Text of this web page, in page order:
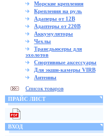
Морские крепления
Крепления на руль
Адаперы от 12В
Адаптеры от 220В
Аккумуляторы
Чехлы
Трансдьюсеры для
эхолотов
Спортивные аксессуары
Для экшн-камеры VIRB
Антенны
Список товаров
ПРАЙС ЛИСТ
ВХОД